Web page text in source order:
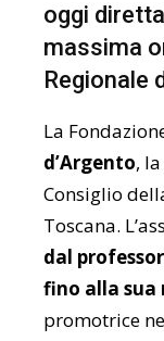
oggi
massima
Regionale
La
d’Argento,
Consiglio
Toscana.
dal
fino alla sua
promotrice